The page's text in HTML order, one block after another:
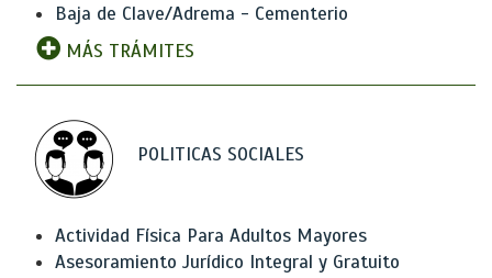
Baja de Clave/Adrema - Cementerio
MÁS TRÁMITES
POLITICAS SOCIALES
Actividad Física Para Adultos Mayores
Asesoramiento Jurídico Integral y Gratuito